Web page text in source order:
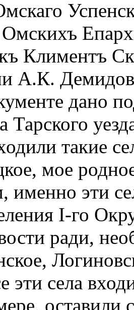
Омскихъ
Климентъ
А.К.
дано
Тарского
такие
мое
именно эти
I-го
ради,
эти села
оставили